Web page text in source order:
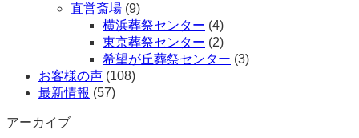
直営斎場 (9)
横浜葬祭センター (4)
東京葬祭センター (2)
希望が丘葬祭センター (3)
お客様の声 (108)
最新情報 (57)
アーカイブ